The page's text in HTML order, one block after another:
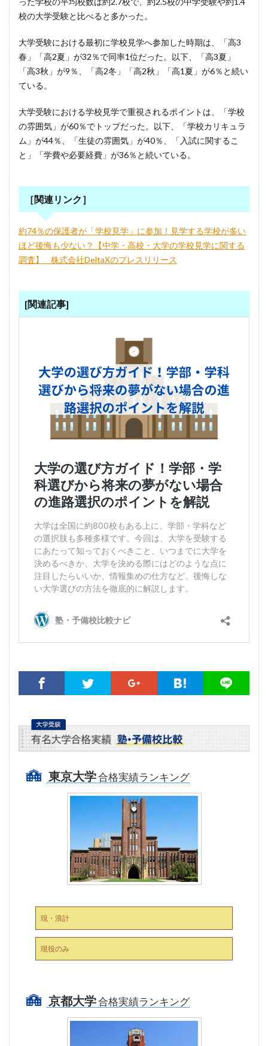
校の大学受験と比べると多かった。
大学受験における最初に学校見学へ参加した時期は、「高3
春」「高2夏」が32％で同率1位だった。以下、「高3夏」
「高3秋」が9％、「高2冬」「高2秋」「高1夏」が6％と続い
ている。
大学受験における学校見学で重視されるポイントは、「学校
の雰囲気」が60％でトップだった。以下、「学校カリキュラ
ム」が44％、「生徒の雰囲気」が40％、「入試に関するこ
と」「学費や必要経費」が36％と続いている。
［関連リンク］
約74％の保護者が「学校見学」に参加！見学する学校が多い
ほど後悔も少ない？【中学・高校・大学の学校見学に関する
調査】 _ 株式会社DeltaXのプレスリリース
[関連記事]
東京大学合格実績ランキング
現・浪計
現役のみ
京都大学合格実績ランキング